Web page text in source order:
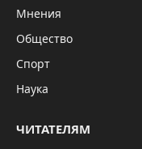
Мнения
Общество
Спорт
Наука
ЧИТАТЕЛЯМ